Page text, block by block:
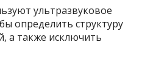
ультразвуковое
определить структуру
а также исключить